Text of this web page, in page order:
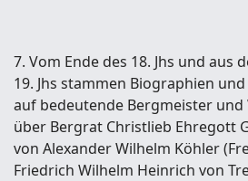
7. Vom Ende des 18. Jhs und aus
19. Jhs stammen Biographien
auf bedeutende Bergmeister und
über Bergrat Christlieb Ehregott
von Alexander Wilhelm Köhler
Friedrich Wilhelm Heinrich von